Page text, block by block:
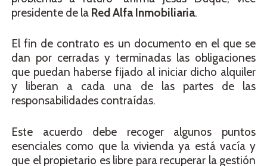
presidente de la Red Alfa Inmobiliaria.
El fin de contrato es un documento en el que se
dan por cerradas y terminadas las obligaciones
que puedan haberse fijado al iniciar dicho alquiler
y liberan a cada una de las partes de las
responsabilidades contraídas.
Este acuerdo debe recoger algunos puntos
esenciales como que la vivienda ya está vacía y
que el propietario es libre para recuperar la gestión